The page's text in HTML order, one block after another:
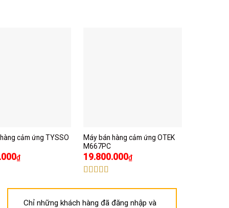
cảm ứng TYSSO
₫
5
Máy bán hàng cảm ứng OTEK
M667PC
19.800.000₫
hạng5.005
sao
Chỉ những khách hàng đã đăng nhập và